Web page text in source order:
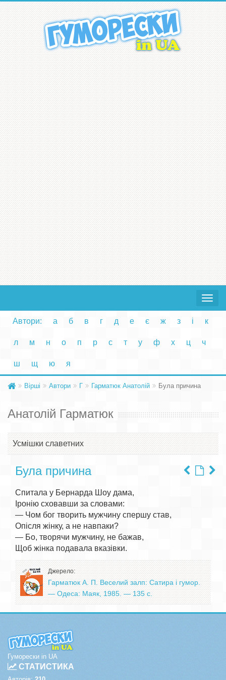
Toggle
Автори: а б в г д е є ж з і к
л м н о п р с т у ф х ц ч
ш щ ю я
Вірші Автори Г Гарматюк Анатолій Була причина
Анатолій Гарматюк
Усмішки славетних
Була причина
Спитала у Бернарда Шоу дама,
Іронію сховавши за словами:
— Чом бог творить мужчину спершу став,
Опісля жінку, а не навпаки?
— Бо, творячи мужчину, не бажав,
Джерело:
Гарматюк А. П. Веселий залп: Сатира і гумор.
— Одеса: Маяк, 1985. — 135 с.
Гуморески in UA
СТАТИСТИКА